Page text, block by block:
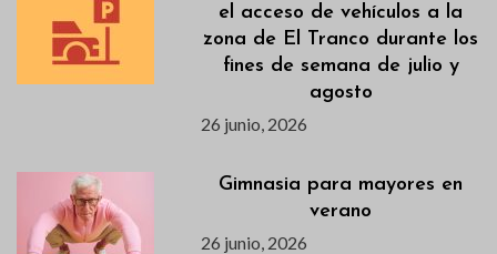
el acceso de vehículos a la
zona de El Tranco durante los
fines de semana de julio y
agosto
26 junio, 2026
Gimnasia para mayores en
verano
26 junio, 2026